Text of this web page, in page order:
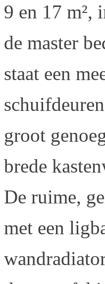
9 en 17 m²,
de master
staat een
groot
brede
De ruime,
met een